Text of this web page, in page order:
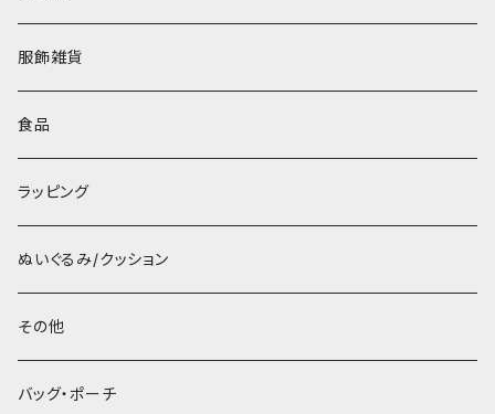
服飾雑貨
食品
ラッピング
ぬいぐるみ/クッション
その他
バッグ・ポーチ